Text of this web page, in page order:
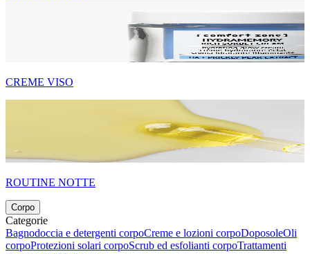
CREME VISO
ROUTINE NOTTE
Corpo
Categorie
Bagnodoccia e detergenti corpoCreme e lozioni corpoDoposoleOli
corpoProtezioni solari corpoScrub ed esfolianti corpoTrattamenti